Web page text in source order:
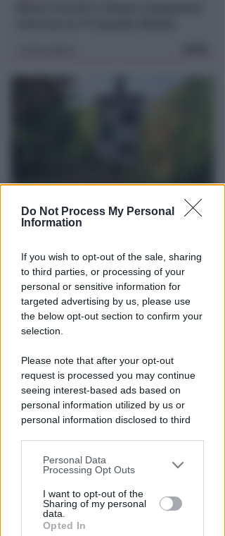
Do Not Process My Personal
Information
If you wish to opt-out of the sale, sharing
to third parties, or processing of your
personal or sensitive information for
targeted advertising by us, please use
the below opt-out section to confirm your
selection.
Please note that after your opt-out
request is processed you may continue
seeing interest-based ads based on
personal information utilized by us or
personal information disclosed to third
You may separately opt-out of the further
disclosure of your personal information
by third parties on the IAB’s list of
downstream participants.
Personal Data
Processing Opt Outs
I want to opt-out of the
Sharing of my personal
data.
Opted In
DI NUOVO ACCESSIBILE DA MAGGIO
Il Bosco delle Grazie: a
rifugiarsi nella natura
diRedazione
Furti sul lungomare di marina
centro. Le Volanti arrestano
quattro giovani
Redazione